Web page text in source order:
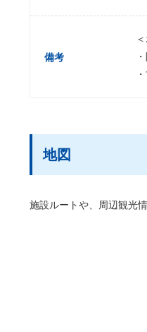
備考
地図
施設ルートや、周辺観光